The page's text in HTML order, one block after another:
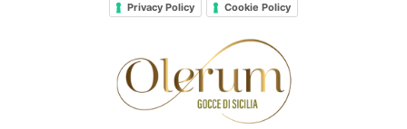
Privacy Policy Cookie Policy